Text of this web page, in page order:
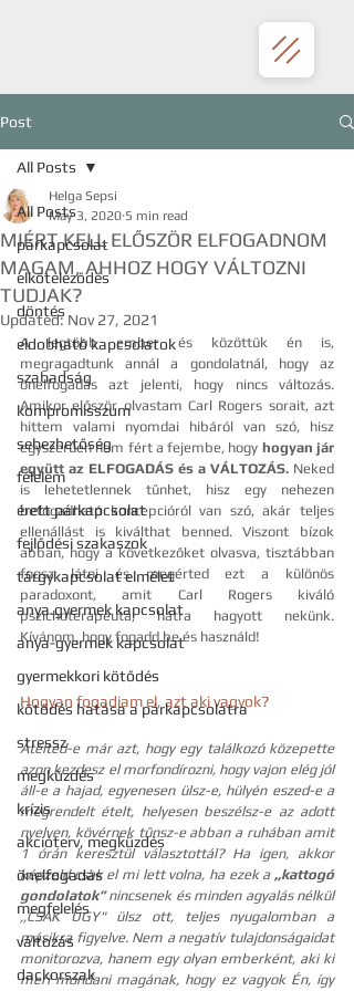
Post
All Posts
párkapcsolat
elköteleződés
döntés
eldobható kapcsolatok
szabadság
kompromisszum
sebezhetőség
félelem
érett párkapcsolat
fejlődési szakaszok
tárgykapcsolat elmélet
anya.gyermek kapcsolat
anya-gyermek kapcsolat
gyermekkori kötődés
kötődés hatása a párkapcsolatra
stressz
megküzdés
krízis
akcióterv, megküzdés
önelfogadás
megfelelés
változás
dackorszak
All Posts
MIÉRT KELL ELŐSZÖR ELFOGADNOM
MAGAM, AHHOZ HOGY VÁLTOZNI
TUDJAK?
Helga Sepsi
May 3, 2020 5 min read
Updated: Nov 27, 2021
A legtöbb ember és közöttük én is,
megragadtunk annál a gondolatnál, hogy az
önelfogadás azt jelenti, hogy nincs változás.
Amikor először olvastam Carl Rogers sorait, azt
hittem valami nyomdai hibáról van szó, hisz
egyszerűen nem fért a fejembe, hogy hogyan jár
együtt az ELFOGADÁS és a VÁLTOZÁS. Neked
is lehetetlennek tűnhet, hisz egy nehezen
befogadható koncepcióról van szó, akár teljes
ellenállást is kiválthat benned. Viszont bízok
abban, hogy a következőket olvasva, tisztábban
fogsz látni és megérted ezt a különös
paradoxont, amit Carl Rogers kiváló
pszichoterapeuta, hátra hagyott nekünk.
Kívánom, hogy fogadd be és használd!
Hogyan fogadjam el, azt aki vagyok?
Átélted-e már azt, hogy egy találkozó közepette
azon kezdesz el morfondírozni, hogy vajon elég jól
áll-e a hajad, egyenesen ülsz-e, hülyén eszed-e a
megrendelt ételt, helyesen beszélsz-e az adott
nyelven, kövérnek tűnsz-e abban a ruhában amit
1 órán keresztül választottál? Ha igen, akkor
képzeld csak el mi lett volna, ha ezek a ,,kattogó
gondolatok” nincsenek és minden agyalás nélkül
,,CSAK ÚGY" ülsz ott, teljes nyugalomban a
másikra figyelve. Nem a negatív tulajdonságaidat
monitorozva, hanem egy olyan emberként, aki ki
meri mondani magának, hogy ez vagyok Én, így